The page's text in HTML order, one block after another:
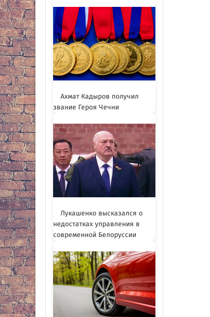
Ахмат Кадыров получил
звание Героя Чечни
Лукашенко высказался о
недостатках управления в
современной Белоруссии